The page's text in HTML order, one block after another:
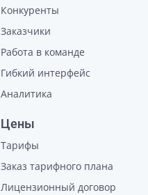
Конкуренты
Заказчики
Работа в команде
Гибкий интерфейс
Аналитика
Цены
Тарифы
Заказ тарифного плана
Лицензионный договор